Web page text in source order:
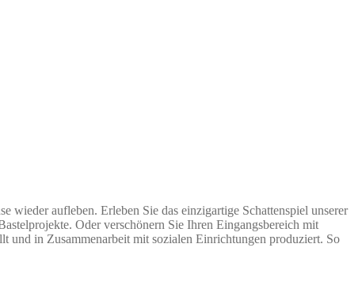
wieder aufleben. Erleben Sie das einzigartige Schattenspiel unserer
Oder verschönern Sie Ihren Eingangsbereich mit
und in Zusammenarbeit mit sozialen Einrichtungen produziert. So